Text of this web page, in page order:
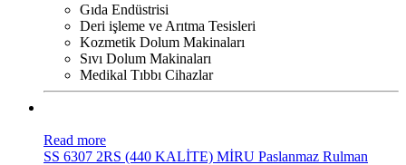
Gıda Endüstrisi
Deri işleme ve Arıtma Tesisleri
Kozmetik Dolum Makinaları
Sıvı Dolum Makinaları
Medikal Tıbbı Cihazlar
Read more
SS 6307 2RS (440 KALİTE) MİRU Paslanmaz Rulman